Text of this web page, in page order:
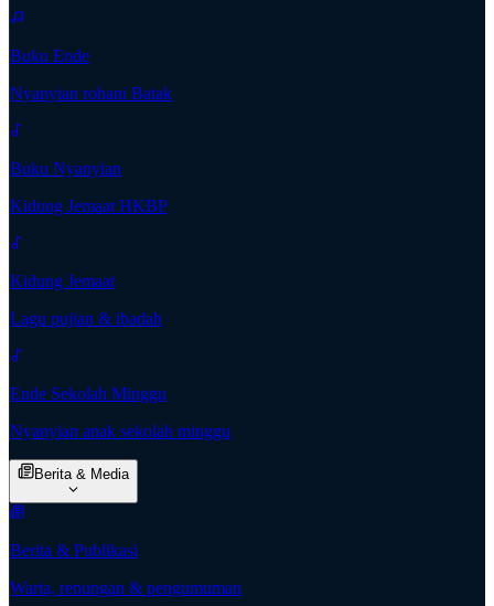
Buku Ende
Nyanyian rohani Batak
Buku Nyanyian
Kidung Jemaat HKBP
Kidung Jemaat
Lagu pujian & ibadah
Ende Sekolah Minggu
Nyanyian anak sekolah minggu
Berita & Media
Berita & Publikasi
Warta, renungan & pengumuman